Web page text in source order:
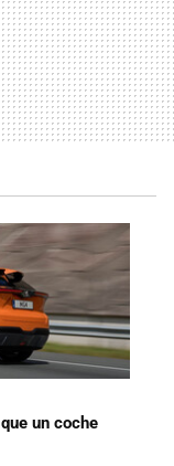
un coche